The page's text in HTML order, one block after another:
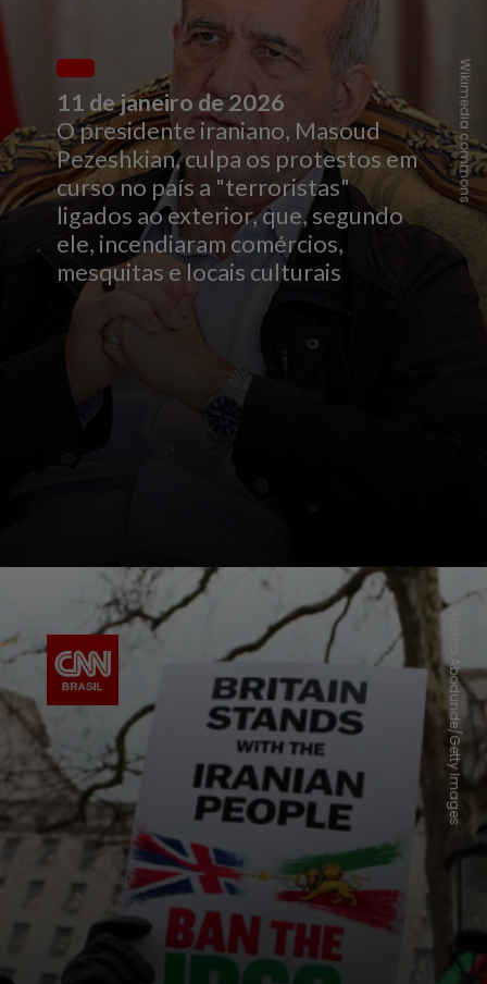
11 de janeiro de 2026
O presidente iraniano, Masoud
Pezeshkian, culpa os protestos em
curso no país a "terroristas"
ligados ao exterior, que, segundo
ele, incendiaram comércios,
mesquitas e locais culturais
Wikimedia commons
Alishia Abodunde/Getty Images